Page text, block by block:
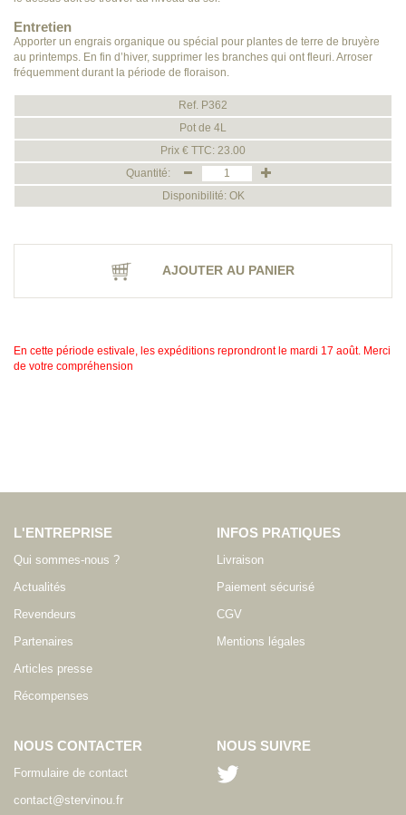
Entretien
Apporter un engrais organique ou spécial pour plantes de terre de bruyère
au printemps. En fin d’hiver, supprimer les branches qui ont fleuri. Arroser
fréquemment durant la période de floraison.
Ref. P362
Pot de 4L
Prix € TTC: 23.00
Quantité:
Disponibilité: OK
AJOUTER AU PANIER
En cette période estivale, les expéditions reprondront le mardi 17 août. Merci
de votre compréhension
L'ENTREPRISE
Qui sommes-nous ?
Actualités
Revendeurs
Partenaires
Articles presse
Récompenses
INFOS PRATIQUES
Livraison
Paiement sécurisé
CGV
Mentions légales
NOUS CONTACTER
Formulaire de contact
contact@stervinou.fr
NOUS SUIVRE